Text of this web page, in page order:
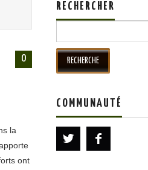
0
la
ont
RECHERCHER
COMMUNAUTÉ